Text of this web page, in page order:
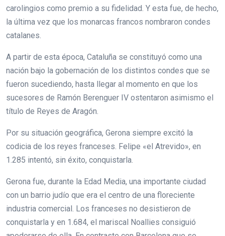
carolingios como premio a su fidelidad. Y esta fue, de hecho,
la última vez que los monarcas francos nombraron condes
catalanes.
A partir de esta época, Cataluña se constituyó como una
nación bajo la gobernación de los distintos condes que se
fueron sucediendo, hasta llegar al momento en que los
sucesores de Ramón Berenguer IV ostentaron asimismo el
título de Reyes de Aragón.
Por su situación geográfica, Gerona siempre excitó la
codicia de los reyes franceses. Felipe «el Atrevido», en
1.285 intentó, sin éxito, conquistarla.
Gerona fue, durante la Edad Media, una importante ciudad
con un barrio judío que era el centro de una floreciente
industria comercial. Los franceses no desistieron de
conquistarla y en 1.684, el mariscal Noallies consiguió